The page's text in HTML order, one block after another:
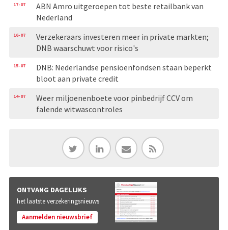
17-07
ABN Amro uitgeroepen tot beste retailbank van
Nederland
16-07
Verzekeraars investeren meer in private markten;
DNB waarschuwt voor risico's
15-07
DNB: Nederlandse pensioenfondsen staan beperkt
bloot aan private credit
14-07
Weer miljoenenboete voor pinbedrijf CCV om
falende witwascontroles
ONTVANG DAGELIJKS
het laatste verzekeringsnieuws
Aanmelden nieuwsbrief